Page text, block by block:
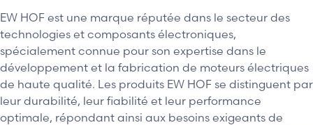
EW HOF est une marque réputée dans le secteur des
technologies et composants électroniques,
spécialement connue pour son expertise dans le
développement et la fabrication de moteurs électriques
de haute qualité. Les produits EW HOF se distinguent par
leur durabilité, leur fiabilité et leur performance
optimale, répondant ainsi aux besoins exigeants de